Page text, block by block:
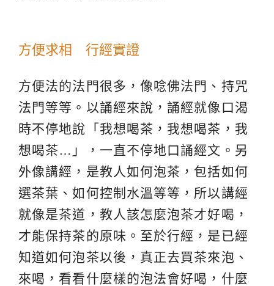
方便求相 行經實證
方便法的法門很多，像唸佛法門、持咒
法門等等。以誦經來說，誦經就像口渴
時不停地說「我想喝茶，我想喝茶，我
想喝茶…」，一直不停地口誦經文。另
外像講經，是教人如何泡茶，包括如何
選茶葉、如何控制水溫等等，所以講經
就像是茶道，教人該怎麼泡茶才好喝，
才能保持茶的原味。至於行經，是已經
知道如何泡茶以後，真正去買茶來泡、
來喝，看看什麼樣的泡法會好喝，什麼